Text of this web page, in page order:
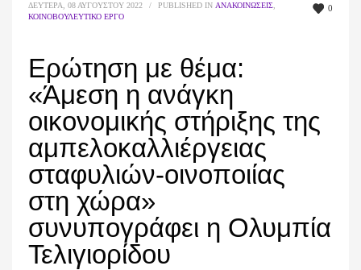
0
ΔΕΥΤΈΡΑ, 08 ΑΥΓΟΎΣΤΟΥ 2022 / PUBLISHED IN ΑΝΑΚΟΙΝΏΣΕΙΣ
ΚΟΙΝΟΒΟΥΛΕΥΤΙΚΌ ΈΡΓΟ
Ερώτηση με θέμα:
«Άμεση η ανάγκη
οικονομικής στήριξης της
αμπελοκαλλιέργειας
σταφυλιών-οινοποιίας
στη χώρα»
συνυπογράφει η Ολυμπία
Τελιγιορίδου